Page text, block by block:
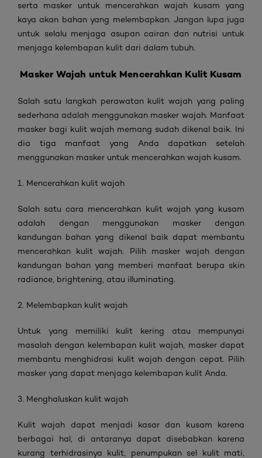
serta masker untuk mencerahkan wajah kusam yang
kaya akan bahan yang melembapkan. Jangan lupa juga
untuk selalu menjaga asupan cairan dan nutrisi untuk
menjaga kelembapan kulit dari dalam tubuh.
Masker Wajah untuk Mencerahkan Kulit Kusam
Salah satu langkah perawatan kulit wajah yang paling
sederhana adalah menggunakan masker wajah. Manfaat
masker bagi kulit wajah memang sudah dikenal baik. Ini
dia tiga manfaat yang Anda dapatkan setelah
menggunakan masker untuk mencerahkan wajah kusam.
1. Mencerahkan kulit wajah
Salah satu cara mencerahkan kulit wajah yang kusam
adalah dengan menggunakan masker dengan
kandungan bahan yang dikenal baik dapat membantu
mencerahkan kulit wajah. Pilih masker wajah dengan
kandungan bahan yang memberi manfaat berupa skin
radiance, brightening, atau illuminating.
2. Melembapkan kulit wajah
Untuk yang memiliki kulit kering atau mempunyai
masalah dengan kelembapan kulit wajah, masker dapat
membantu menghidrasi kulit wajah dengan cepat. Pilih
masker yang dapat menjaga kelembapan kulit Anda.
3. Menghaluskan kulit wajah
Kulit wajah dapat menjadi kasar dan kusam karena
berbagai hal, di antaranya dapat disebabkan karena
kurang terhidrasinya kulit, penumpukan sel kulit mati,